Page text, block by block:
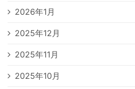
2026年1月
2025年12月
2025年11月
2025年10月